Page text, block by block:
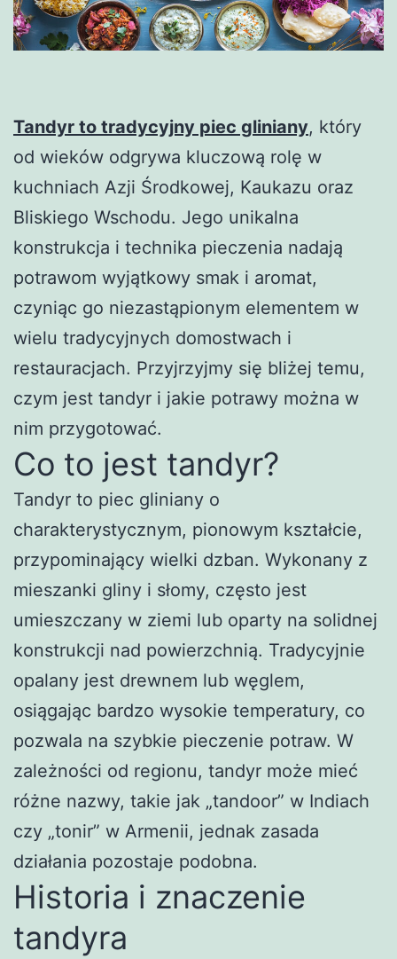
Tandyr to tradycyjny piec gliniany, który
od wieków odgrywa kluczową rolę w
kuchniach Azji Środkowej, Kaukazu oraz
Bliskiego Wschodu. Jego unikalna
konstrukcja i technika pieczenia nadają
potrawom wyjątkowy smak i aromat,
czyniąc go niezastąpionym elementem w
wielu tradycyjnych domostwach i
restauracjach. Przyjrzyjmy się bliżej temu,
czym jest tandyr i jakie potrawy można w
nim przygotować.
Co to jest tandyr?
Tandyr to piec gliniany o
charakterystycznym, pionowym kształcie,
przypominający wielki dzban. Wykonany z
mieszanki gliny i słomy, często jest
umieszczany w ziemi lub oparty na solidnej
konstrukcji nad powierzchnią. Tradycyjnie
opalany jest drewnem lub węglem,
osiągając bardzo wysokie temperatury, co
pozwala na szybkie pieczenie potraw. W
zależności od regionu, tandyr może mieć
różne nazwy, takie jak „tandoor” w Indiach
czy „tonir” w Armenii, jednak zasada
działania pozostaje podobna.
Historia i znaczenie
tandyra